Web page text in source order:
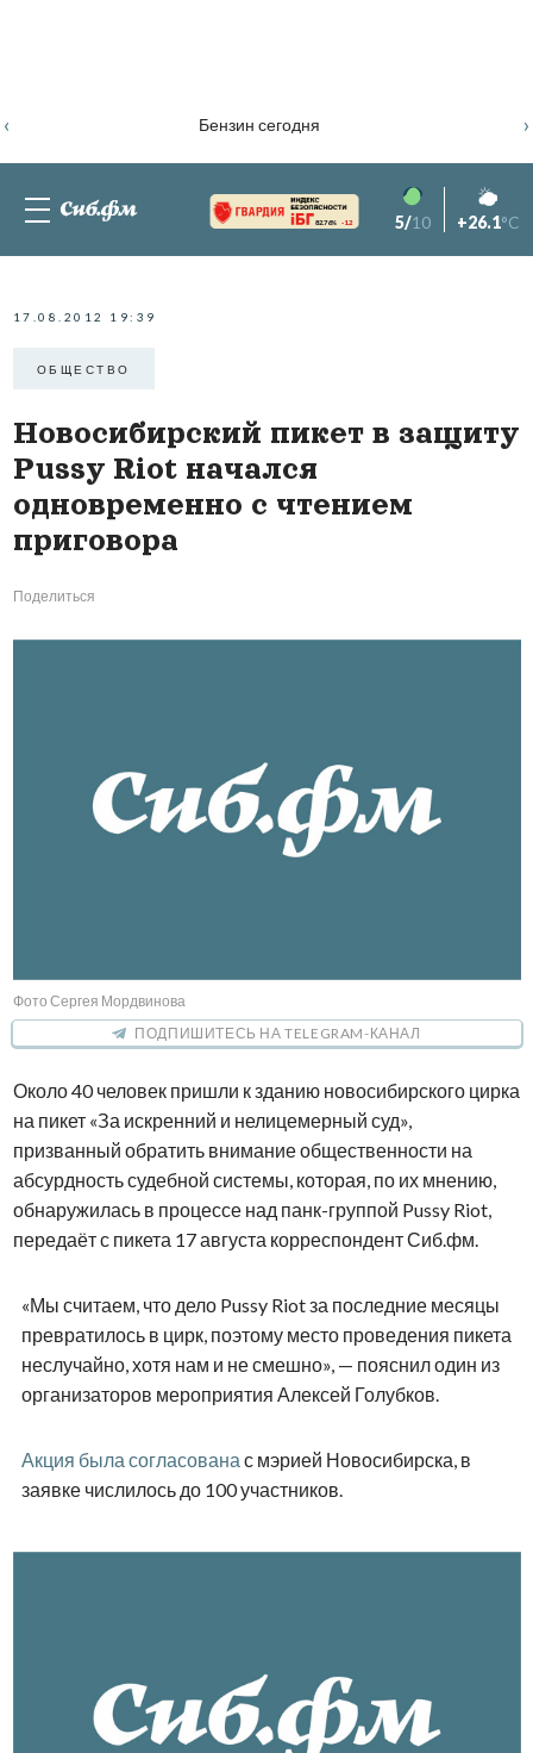
Бензин сегодня
‹ ›
82.76% -1.2 5/10 +26.1°C
17.08.2012 19:39
ОБЩЕСТВО
Новосибирский пикет в защиту
Pussy Riot начался
одновременно с чтением
приговора
Поделиться
Фото Сергея Мордвинова
ПОДПИШИТЕСЬ НА TELEGRAM-КАНАЛ
Около 40 человек пришли к зданию новосибирского цирка
на пикет «За искренний и нелицемерный суд»,
призванный обратить внимание общественности на
абсурдность судебной системы, которая, по их мнению,
обнаружилась в процессе над панк-группой Pussy Riot,
передаёт с пикета 17 августа корреспондент Сиб.фм.
«Мы считаем, что дело Pussy Riot за последние месяцы
превратилось в цирк, поэтому место проведения пикета
неслучайно, хотя нам и не смешно», — пояснил один из
организаторов мероприятия Алексей Голубков.
Акция была согласована с мэрией Новосибирска, в
заявке числилось до 100 участников.